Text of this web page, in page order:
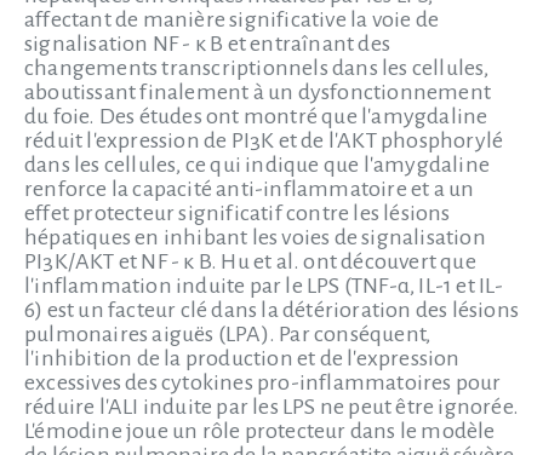
affectant de manière significative la voie de
signalisation NF - κ B et entraînant des
changements transcriptionnels dans les cellules,
aboutissant finalement à un dysfonctionnement
du foie. Des études ont montré que l'amygdaline
réduit l'expression de PI3K et de l'AKT phosphorylé
dans les cellules, ce qui indique que l'amygdaline
renforce la capacité anti-inflammatoire et a un
effet protecteur significatif contre les lésions
hépatiques en inhibant les voies de signalisation
PI3K/AKT et NF - κ B. Hu et al. ont découvert que
l'inflammation induite par le LPS (TNF-α, IL-1 et IL-
6) est un facteur clé dans la détérioration des lésions
pulmonaires aiguës (LPA). Par conséquent,
l'inhibition de la production et de l'expression
excessives des cytokines pro-inflammatoires pour
réduire l'ALI induite par les LPS ne peut être ignorée.
L'émodine joue un rôle protecteur dans le modèle